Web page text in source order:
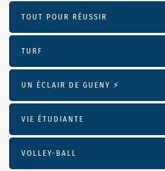
TOUT POUR RÉUSSIR
TURF
UN ÉCLAIR DE GUENY ⚡️
VIE ÉTUDIANTE
VOLLEY-BALL